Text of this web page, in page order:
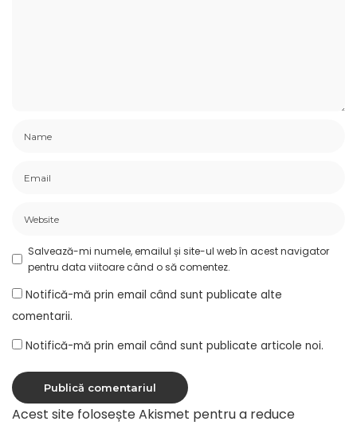
Salvează-mi numele, emailul și site-ul web în acest navigator
pentru data viitoare când o să comentez.
Notifică-mă prin email când sunt publicate alte
comentarii.
Notifică-mă prin email când sunt publicate articole noi.
Acest site folosește Akismet pentru a reduce